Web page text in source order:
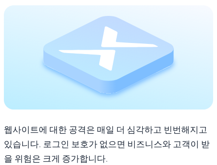
웹사이트에 대한 공격은 매일 더 심각하고 빈번해지고
있습니다. 로그인 보호가 없으면 비즈니스와 고객이 받
을 위험은 크게 증가합니다.